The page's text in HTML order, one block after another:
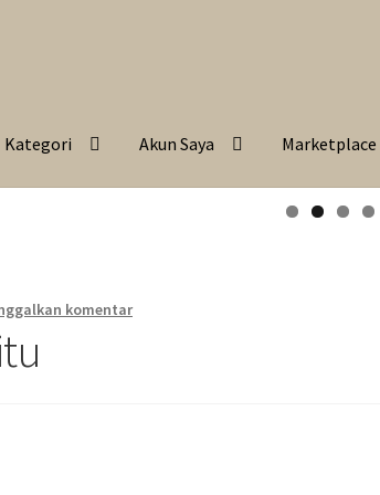
Kategori Akun Saya Marketplace
komentar